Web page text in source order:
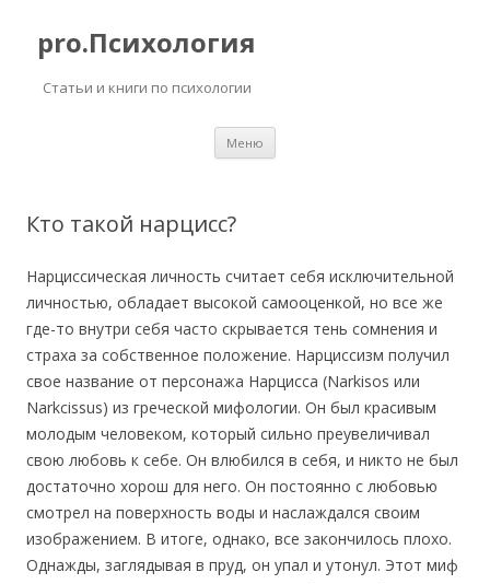
pro.Психология
Статьи и книги по психологии
Меню
Кто такой нарцисс?
Нарциссическая личность считает себя исключительной
личностью, обладает высокой самооценкой, но все же
где-то внутри себя часто скрывается тень сомнения и
страха за собственное положение. Нарциссизм получил
свое название от персонажа Нарцисса (Narkisos или
Narkcissus) из греческой мифологии. Он был красивым
молодым человеком, который сильно преувеличивал
свою любовь к себе. Он влюбился в себя, и никто не был
достаточно хорош для него. Он постоянно с любовью
смотрел на поверхность воды и наслаждался своим
изображением. В итоге, однако, все закончилось плохо.
Однажды, заглядывая в пруд, он упал и утонул. Этот миф